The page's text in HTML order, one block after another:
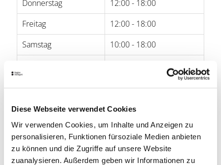
Diese Webseite verwendet Cookies
Wir verwenden Cookies, um Inhalte und Anzeigen zu
personalisieren, Funktionen fürsoziale Medien anbieten
zu können und die Zugriffe auf unsere Website
zuanalysieren. Außerdem geben wir Informationen zu
Donnerstag
12:00 - 18:00
Freitag
12:00 - 18:00
Samstag
10:00 - 18:00
Lage & Kontakt
Consafos
Königstr. 33
70173 Stuttgart